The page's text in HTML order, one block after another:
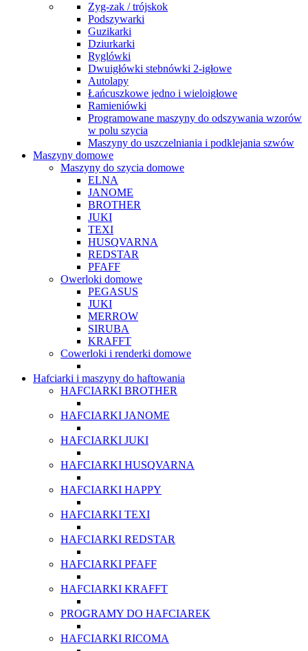
Zyg-zak / trójskok
Podszywarki
Guzikarki
Dziurkarki
Ryglówki
Dwuigłówki stebnówki 2-igłowe
Autolapy
Łańcuszkowe jedno i wieloigłowe
Ramieniówki
Programowane maszyny do odszywania wzorów
w polu szycia
Maszyny do uszczelniania i podklejania szwów
Maszyny domowe
Maszyny do szycia domowe
ELNA
JANOME
BROTHER
JUKI
TEXI
HUSQVARNA
REDSTAR
PFAFF
Owerloki domowe
PEGASUS
JUKI
MERROW
SIRUBA
KRAFFT
Cowerloki i renderki domowe
Hafciarki i maszyny do haftowania
HAFCIARKI BROTHER
HAFCIARKI JANOME
HAFCIARKI JUKI
HAFCIARKI HUSQVARNA
HAFCIARKI HAPPY
HAFCIARKI TEXI
HAFCIARKI REDSTAR
HAFCIARKI PFAFF
HAFCIARKI KRAFFT
PROGRAMY DO HAFCIAREK
HAFCIARKI RICOMA